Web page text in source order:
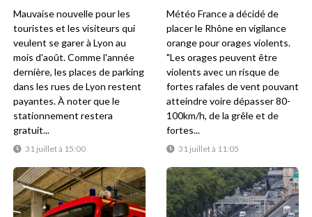
31 juillet à 15:00
Mauvaise nouvelle pour les
touristes et les visiteurs qui
veulent se garer à Lyon au
mois d'août. Comme l'année
dernière, les places de parking
dans les rues de Lyon restent
payantes. À noter que le
stationnement restera
gratuit...
31 juillet à 11:05
Météo France a décidé de
placer le Rhône en vigilance
orange pour orages violents.
"Les orages peuvent être
violents avec un risque de
fortes rafales de vent pouvant
atteindre voire dépasser 80-
100km/h, de la grêle et de
fortes...